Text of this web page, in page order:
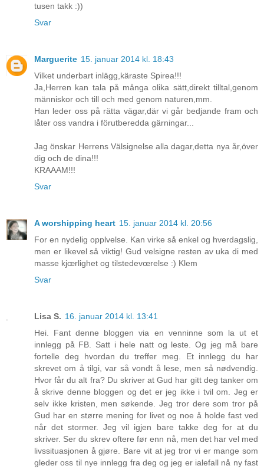
tusen takk :))
Svar
Marguerite 15. januar 2014 kl. 18:43
Vilket underbart inlägg,käraste Spirea!!!
Ja,Herren kan tala på många olika sätt,direkt tilltal,genom
människor och till och med genom naturen,mm.
Han leder oss på rätta vägar,där vi går bedjande fram och
låter oss vandra i förutberedda gärningar...
Jag önskar Herrens Välsignelse alla dagar,detta nya år,över
dig och de dina!!!
KRAAAM!!!
Svar
A worshipping heart 15. januar 2014 kl. 20:56
For en nydelig opplvelse. Kan virke så enkel og hverdagslig,
men er likevel så viktig! Gud velsigne resten av uka di med
masse kjœrlighet og tilstedevœrelse :) Klem
Svar
Lisa S. 16. januar 2014 kl. 13:41
Hei. Fant denne bloggen via en venninne som la ut et
innlegg på FB. Satt i hele natt og leste. Og jeg må bare
fortelle deg hvordan du treffer meg. Et innlegg du har
skrevet om å tilgi, var så vondt å lese, men så nødvendig.
Hvor får du alt fra? Du skriver at Gud har gitt deg tanker om
å skrive denne bloggen og det er jeg ikke i tvil om. Jeg er
selv ikke kristen, men søkende. Jeg tror dere som tror på
Gud har en større mening for livet og noe å holde fast ved
når det stormer. Jeg vil igjen bare takke deg for at du
skriver. Ser du skrev oftere før enn nå, men det har vel med
livssituasjonen å gjøre. Bare vit at jeg tror vi er mange som
gleder oss til nye innlegg fra deg og jeg er ialefall nå ny fast